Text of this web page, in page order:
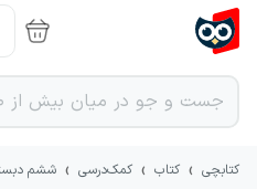
کتابچی › کتاب › کمک‌درسی › ششم